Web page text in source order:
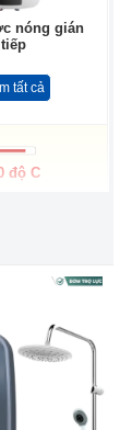
nóng gián
tiếp
tất cả
độ C
đổ đẩy
đun nóng
độ cài đặt
vòi chia
(hay vòi gật